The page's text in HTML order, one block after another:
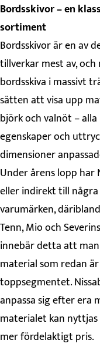
Bordsskivor – en
sortiment
Bordsskivor är en av
tillverkar mest av, och
bordsskiva i massivt
sätten att visa upp
björk och valnöt –
egenskaper och
dimensioner
Under årens lopp har
eller indirekt till några
varumärken,
Tenn, Mio och
innebär detta att
material som redan
toppsegmentet.
anpassa sig efter era
materialet kan
mer fördelaktigt pris.